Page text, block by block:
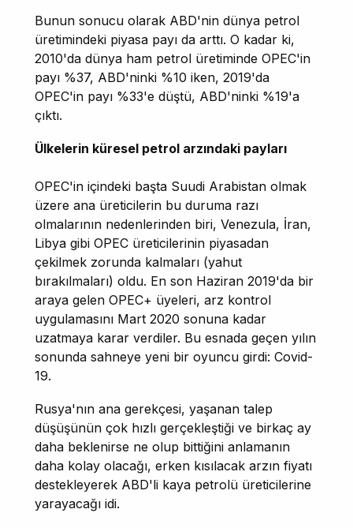
Bunun sonucu olarak ABD'nin dünya petrol
üretimindeki piyasa payı da arttı. O kadar ki,
2010'da dünya ham petrol üretiminde OPEC'in
payı %37, ABD'ninki %10 iken, 2019'da
OPEC'in payı %33'e düştü, ABD'ninki %19'a
çıktı.
Ülkelerin küresel petrol arzındaki payları
OPEC'in içindeki başta Suudi Arabistan olmak
üzere ana üreticilerin bu duruma razı
olmalarının nedenlerinden biri, Venezula, İran,
Libya gibi OPEC üreticilerinin piyasadan
çekilmek zorunda kalmaları (yahut
bırakılmaları) oldu. En son Haziran 2019'da bir
araya gelen OPEC+ üyeleri, arz kontrol
uygulamasını Mart 2020 sonuna kadar
uzatmaya karar verdiler. Bu esnada geçen yılın
sonunda sahneye yeni bir oyuncu girdi: Covid-
19.
Rusya'nın ana gerekçesi, yaşanan talep
düşüşünün çok hızlı gerçekleştiği ve birkaç ay
daha beklenirse ne olup bittiğini anlamanın
daha kolay olacağı, erken kısılacak arzın fiyatı
destekleyerek ABD'li kaya petrolü üreticilerine
yarayacağı idi.